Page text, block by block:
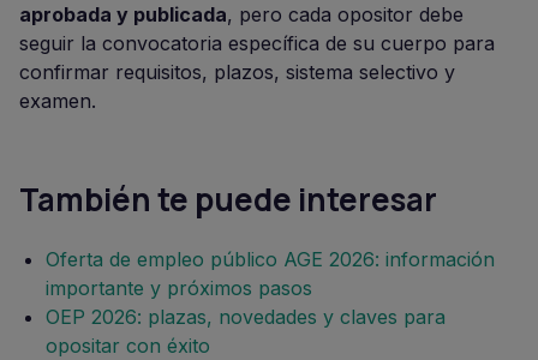
aprobada y publicada, pero cada opositor debe
seguir la convocatoria específica de su cuerpo para
confirmar requisitos, plazos, sistema selectivo y
examen.
También te puede interesar
Oferta de empleo público AGE 2026: información
importante y próximos pasos
OEP 2026: plazas, novedades y claves para
opositar con éxito